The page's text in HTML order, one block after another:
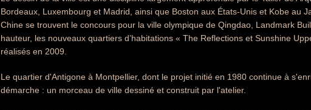
Bordeaux, Luxembourg et Madrid, ainsi que Boston aux États-Unis et Kobe au
Chine se trouvent le concours pour la ville olympique de Qingdao, Landmark
hauteur, les nouveaux quartiers d’habitations « The Reflections et Sunshine
réalisés en 2009.
Le quartier d'Antigone à Montpellier, dont le projet initié en 1980 continue à
démarche : un morceau de ville dessiné et construit par l'atelier.